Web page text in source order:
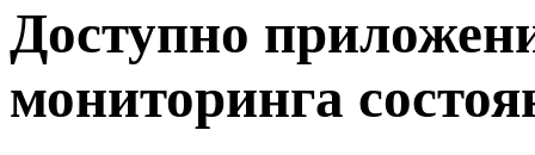
Доступно
мониторинга